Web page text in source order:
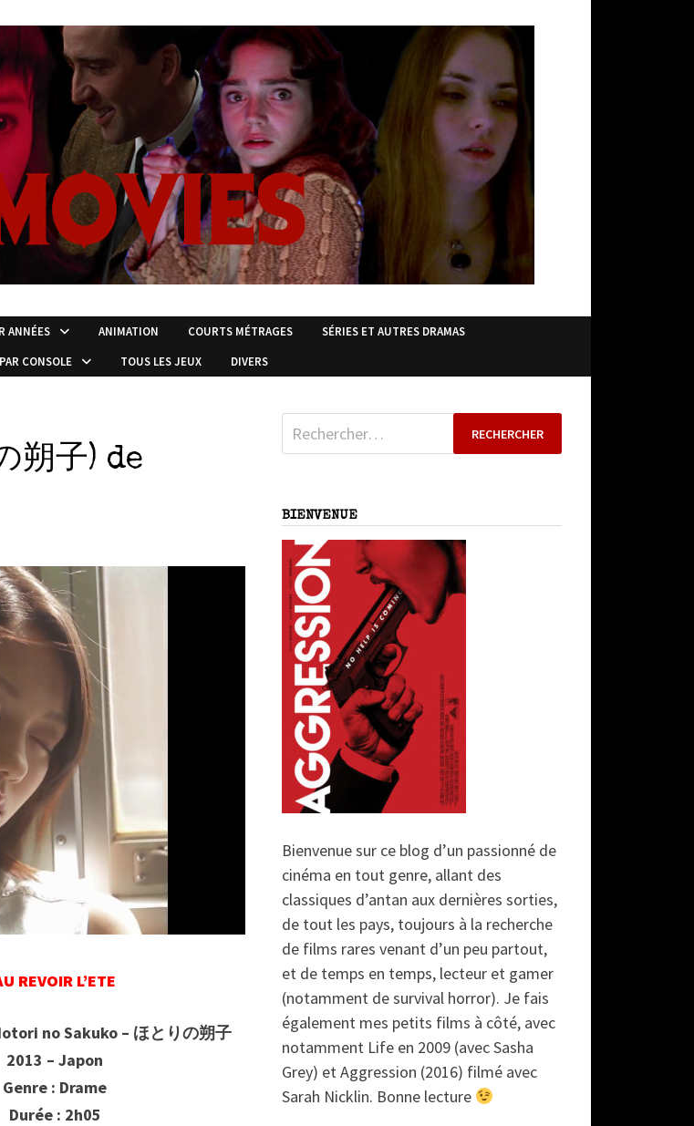
ANNÉES ANIMATION COURTS MÉTRAGES
SÉRIES ET AUTRES DRAMAS
CONSOLE TOUS LES JEUX DIVERS
朔子) de
REVOIR L’ETE
no Sakuko – ほとりの朔子
2013 – Japon
Genre : Drame
Durée : 2h05
Rechercher :
BIENVENUE
Bienvenue sur ce blog d’un passionné de
cinéma en tout genre, allant des
classiques d’antan aux dernières sorties,
de tout les pays, toujours à la recherche
de films rares venant d’un peu partout,
et de temps en temps, lecteur et gamer
(notamment de survival horror). Je fais
également mes petits films à côté, avec
notamment Life en 2009 (avec Sasha
Grey) et Aggression (2016) filmé avec
Sarah Nicklin. Bonne lecture